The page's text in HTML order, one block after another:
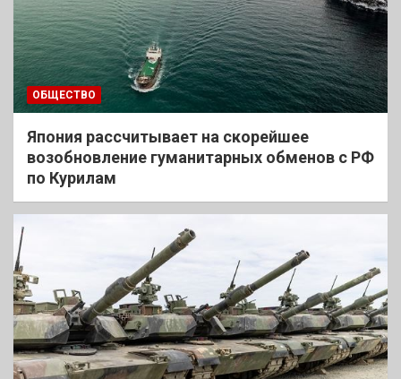
ОБЩЕСТВО
Япония рассчитывает на скорейшее
возобновление гуманитарных обменов с РФ
по Курилам